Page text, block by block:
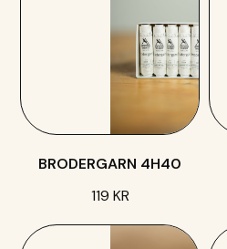
BRODERGARN 4H40
119 KR